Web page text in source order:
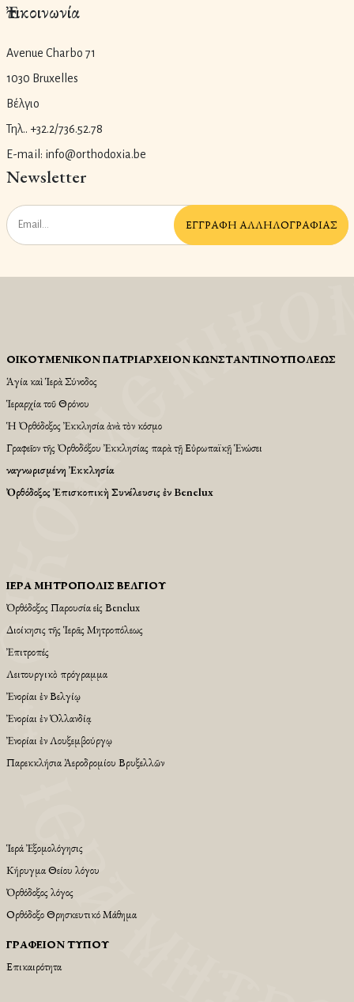
Ἐπικοινωνία
Avenue Charbo 71
1030 Bruxelles
Βέλγιο
Τηλ.. +32.2/736.52.78
E-mail: info@orthodoxia.be
Newsletter
ἘΓΓΡΑΦῊ ἈΛΛΗΛΟΓΡΑΦΊΑΣ
ΟἸΚΟΥΜΕΝΙΚῸΝ ΠΑΤΡΙΑΡΧΕΙ͂ΟΝ ΚΩΝΣΤΑΝΤΙΝΟΥΠΌΛΕΩΣ
Ἁγία καὶ Ἱερὰ Σύνοδος
Ἱεραρχία τοῦ Θρόνου
Ἡ Ὀρθόδοξος Ἐκκλησία ἀνὰ τὸν κόσμο
Γραφεῖον τῆς Ὀρθοδόξου Ἐκκλησίας παρὰ τῇ Εὐρωπαϊκῇ Ἑνώσει
Ἀναγνωρισμένη Ἐκκλησία
Ὀρθόδοξος Ἐπισκοπικὴ Συνέλευσις ἐν Benelux
ἹΕΡΆ ΜΗΤΡΌΠΟΛΙΣ ΒΕΛΓΊΟΥ
Ὀρθόδοξος Παρουσία εἱς Βenelux
Διοίκησις τῆς Ἱερᾶς Μητροπόλεως
Ἐπιτροπές
Λειτουργικὸ πρόγραμμα
Ἐνορίαι ἐν Βελγίῳ
Ἐνορίαι ἐν Ὁλλανδίᾳ
Ἐνορίαι ἐν Λουξεμβούργῳ
Παρεκκλήσια Ἀεροδρομίου Βρυξελλῶν
Ἱερά Ἐξομολόγησις
Κήρυγμα Θείου λόγου
Ὀρθόδοξος λόγος
Ορθόδοξο Θρησκευτικό Μάθημα
ΓΡΑΦΕΊΟΝ ΤΎΠΟΥ
Επικαιρότητα